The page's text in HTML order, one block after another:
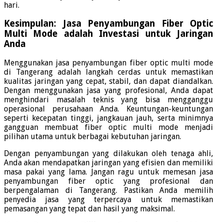
hari.
Kesimpulan: Jasa Penyambungan Fiber Optic
Multi Mode adalah Investasi untuk Jaringan
Anda
Menggunakan jasa penyambungan fiber optic multi mode
di Tangerang adalah langkah cerdas untuk memastikan
kualitas jaringan yang cepat, stabil, dan dapat diandalkan.
Dengan menggunakan jasa yang profesional, Anda dapat
menghindari masalah teknis yang bisa mengganggu
operasional perusahaan Anda. Keuntungan-keuntungan
seperti kecepatan tinggi, jangkauan jauh, serta minimnya
gangguan membuat fiber optic multi mode menjadi
pilihan utama untuk berbagai kebutuhan jaringan.
Dengan penyambungan yang dilakukan oleh tenaga ahli,
Anda akan mendapatkan jaringan yang efisien dan memiliki
masa pakai yang lama. Jangan ragu untuk memesan jasa
penyambungan fiber optic yang profesional dan
berpengalaman di Tangerang. Pastikan Anda memilih
penyedia jasa yang terpercaya untuk memastikan
pemasangan yang tepat dan hasil yang maksimal.